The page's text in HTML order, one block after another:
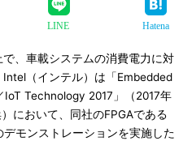
LINE Hatena
、車載システムの消費電力に対
（インテル）は「Embedded
Technology 2017」（2017年
において、同社のFPGAである
デモンストレーションを実施した